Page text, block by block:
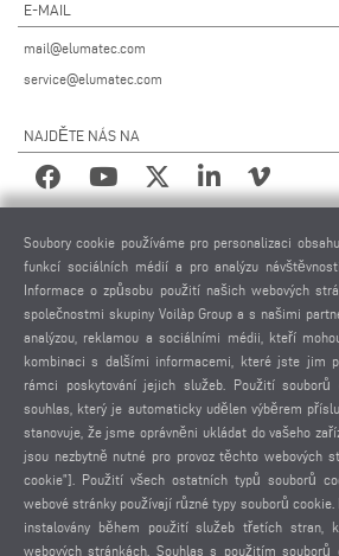
E-MAIL
mail@elumatec.com
service@elumatec.com
NAJDĚTE NÁS NA
PRÁVNÍ UPOZORNĚNÍ
IMPRESUM
POUŽITÉ FOTOGRAFIE
OCHRANA OSOBNÍCH ÚDAJŮ
OCHRANA OSOBNÍCH ÚDAJŮ MEZINÁRODNĚ
VŠEOBECNÉ PODMÍNKY PRODEJE
DOHODA O DÁLKOVÉ ÚDRŽBĚ
NASTAVENÍ COOKIES
KODEX CHOVÁNÍ DODAVATELŮ
Soubory cookie používáme pro personalizaci
funkcí sociálních médií a pro analýzu
Informace o způsobu použití našich webových
společnostmi skupiny Voilàp Group a s našimi
analýzou, reklamou a sociálními médii, kteří
kombinaci s dalšími informacemi, které jste jim
rámci poskytování jejich služeb. Použití souborů
souhlas, který je automaticky udělen výběrem
stanovuje, že jsme oprávněni ukládat do vašeho
jsou nezbytně nutné pro provoz těchto webových
cookie”]. Použití všech ostatních typů souborů
webové stránky používají různé typy souborů
instalovány během použití služeb třetích stran,
webových stránkách. Souhlas s použitím souborů